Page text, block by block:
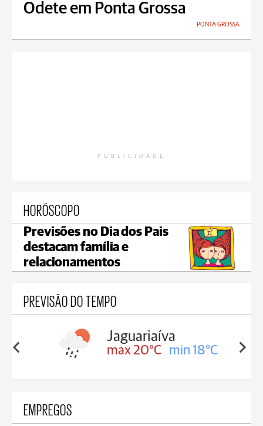
Odete em Ponta Grossa
PONTA GROSSA
PUBLICIDADE
HORÓSCOPO
Previsões no Dia dos Pais
destacam família e
relacionamentos
PREVISÃO DO TEMPO
18°C
Tibagi
max 22°C min 19°C
EMPREGOS